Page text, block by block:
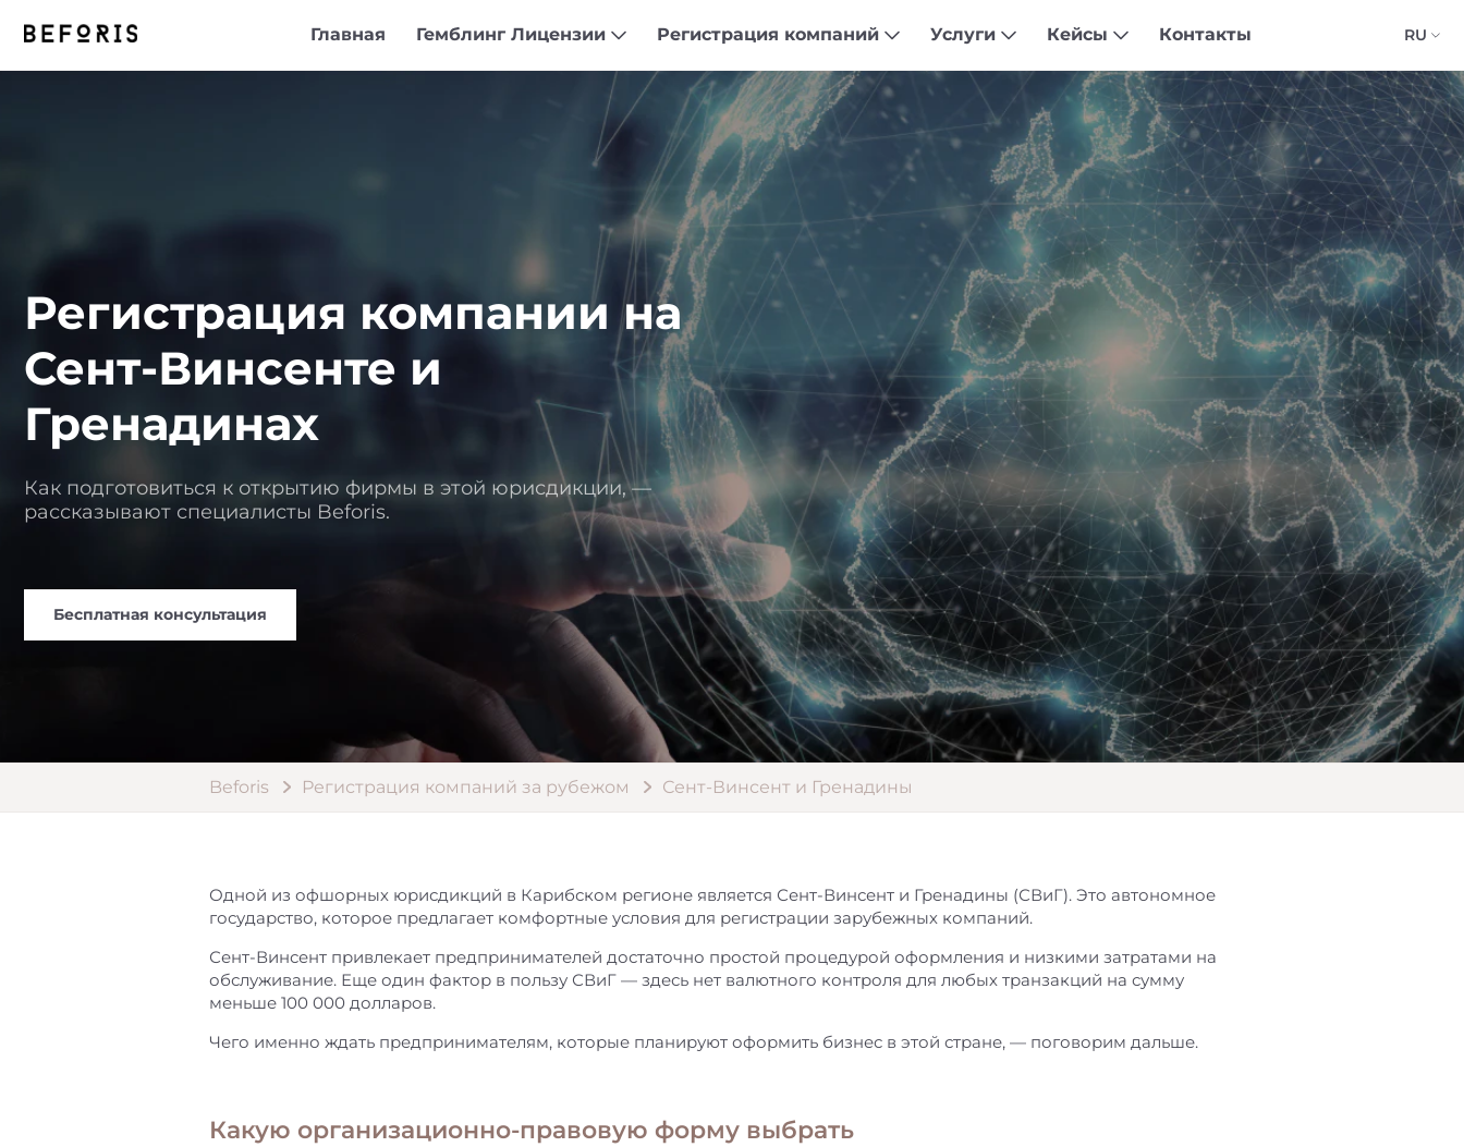
Главная Гемблинг Лицензии Регистрация компаний Услуги Кейсы Контакты RU
Регистрация компании на
Сент-Винсенте и
Гренадинах
Как подготовиться к открытию фирмы в этой юрисдикции, —
рассказывают специалисты Beforis.
Бесплатная консультация
Beforis Регистрация компаний за рубежом Сент-Винсент и Гренадины
Одной из офшорных юрисдикций в Карибском регионе является Сент-Винсент и Гренадины (СВиГ). Это автономное
государство, которое предлагает комфортные условия для регистрации зарубежных компаний.
Сент-Винсент привлекает предпринимателей достаточно простой процедурой оформления и низкими затратами на
обслуживание. Еще один фактор в пользу СВиГ — здесь нет валютного контроля для любых транзакций на сумму
меньше 100 000 долларов.
Чего именно ждать предпринимателям, которые планируют оформить бизнес в этой стране, — поговорим дальше.
Какую организационно-правовую форму выбрать